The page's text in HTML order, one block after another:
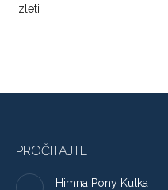
Izleti
PROČITAJTE
Himna Pony Kutka